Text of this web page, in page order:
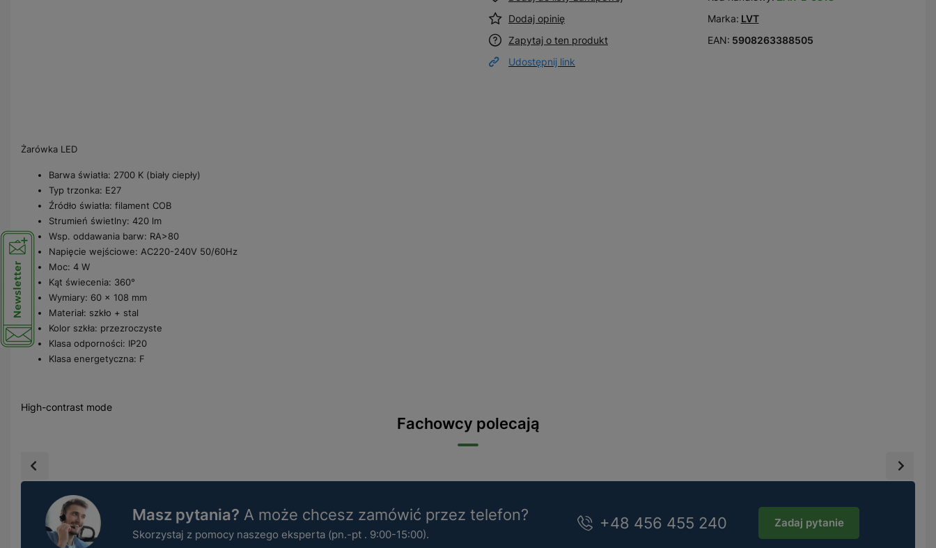
Dodaj opinię
Zapytaj o ten produkt
Udostępnij link
Marka: LVT
EAN: 5908263388505
Żarówka LED
Barwa światła: 2700 K (biały ciepły)
Typ trzonka: E27
Źródło światła: filament COB
Strumień świetlny: 420 lm
Wsp. oddawania barw: RA>80
Napięcie wejściowe: AC220-240V 50/60Hz
Moc: 4 W
Kąt świecenia: 360°
Wymiary: 60 x 108 mm
Materiał: szkło + stal
Kolor szkła: przezroczyste
Klasa odporności: IP20
Klasa energetyczna: F
High-contrast mode
Fachowcy polecają
Masz pytania? A może chcesz zamówić przez telefon?
Skorzystaj z pomocy naszego eksperta (pn.-pt . 9:00-15:00).
+48 456 455 240 Zadaj pytanie